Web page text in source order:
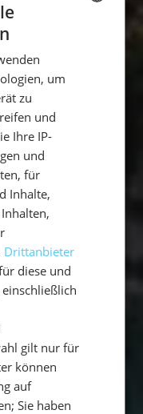
um
zu
und
Ihre IP-
und
für
Inhalte,
Drittanbieter
diese und
gilt nur für
können
auf
Sie haben